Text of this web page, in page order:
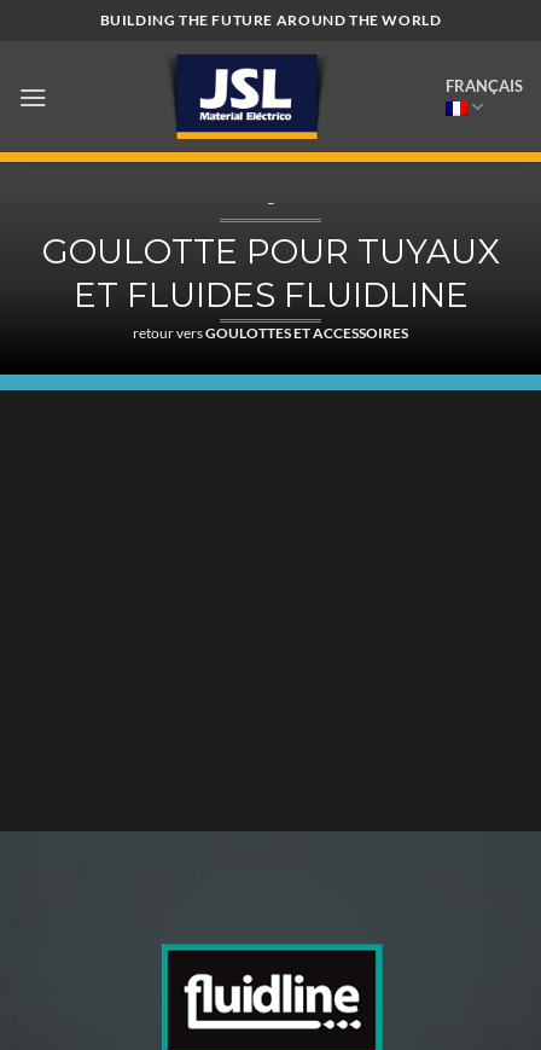
BUILDING THE FUTURE AROUND THE WORLD
FRANÇAIS
–
GOULOTTE POUR TUYAUX
ET FLUIDES FLUIDLINE
retour versGOULOTTES ET ACCESSOIRES